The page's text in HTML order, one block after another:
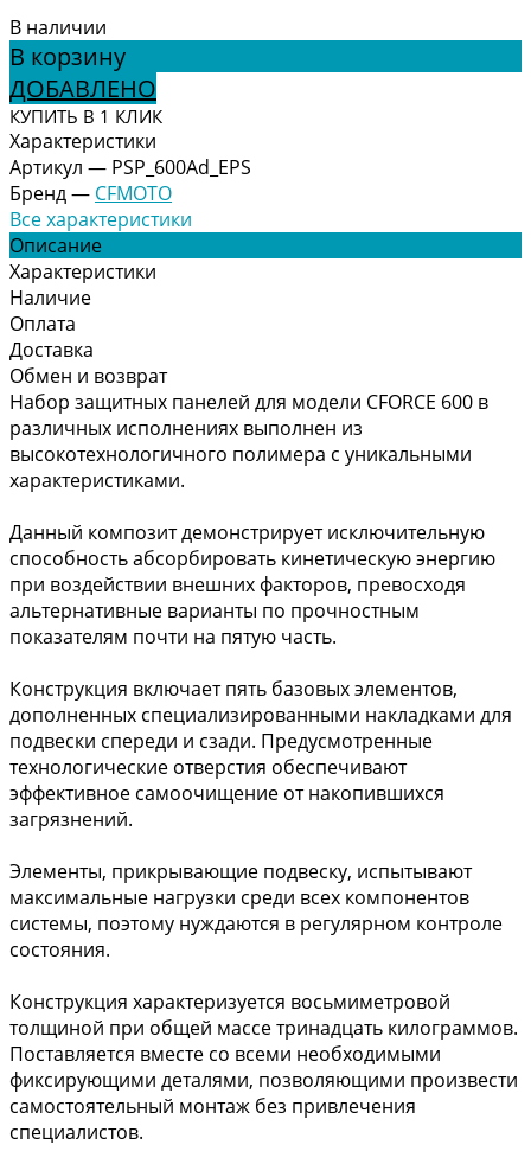
В наличии
В корзину
ДОБАВЛЕНО
КУПИТЬ В 1 КЛИК
Характеристики
Артикул — PSP_600Ad_EPS
Бренд— CFMOTO
Все характеристики
Описание
Характеристики
Наличие
Оплата
Доставка
Обмен и возврат
Набор защитных панелей для модели CFORCE 600 в
различных исполнениях выполнен из
высокотехнологичного полимера с уникальными
характеристиками.
Данный композит демонстрирует исключительную
способность абсорбировать кинетическую энергию
при воздействии внешних факторов, превосходя
альтернативные варианты по прочностным
показателям почти на пятую часть.
Конструкция включает пять базовых элементов,
дополненных специализированными накладками для
подвески спереди и сзади. Предусмотренные
технологические отверстия обеспечивают
эффективное самоочищение от накопившихся
загрязнений.
Элементы, прикрывающие подвеску, испытывают
максимальные нагрузки среди всех компонентов
системы, поэтому нуждаются в регулярном контроле
состояния.
Конструкция характеризуется восьмиметровой
толщиной при общей массе тринадцать килограммов.
Поставляется вместе со всеми необходимыми
фиксирующими деталями, позволяющими произвести
самостоятельный монтаж без привлечения
специалистов.